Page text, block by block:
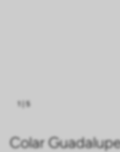
5
Colar